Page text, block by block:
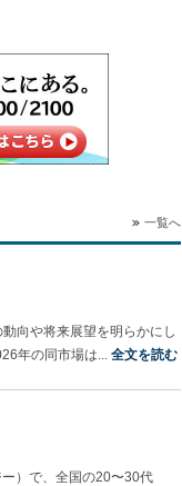
一覧へ
向や将来展望を明らかにし
年の同市場は... 全文を読む
）で、全国の20〜30代